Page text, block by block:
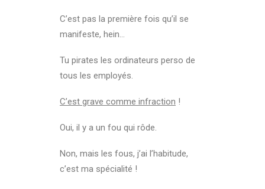
C’est pas la première fois qu’il se
manifeste, hein…
Tu pirates les ordinateurs perso de
tous les employés.
C’est grave comme infraction !
Oui, il y a un fou qui rôde.
Non, mais les fous, j’ai l’habitude,
c’est ma spécialité !